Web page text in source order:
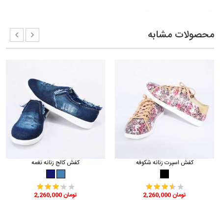
محصولات مشابه
کفش کالج زنانه نغمه
2,260,000 تومان
کفش اسپرت زنانه شکوفه
2,260,000 تومان